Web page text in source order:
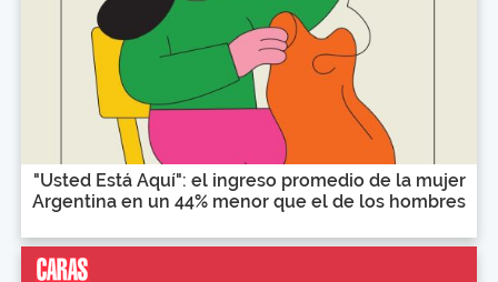
"Usted Está Aquí": el ingreso promedio de la mujer
Argentina en un 44% menor que el de los hombres